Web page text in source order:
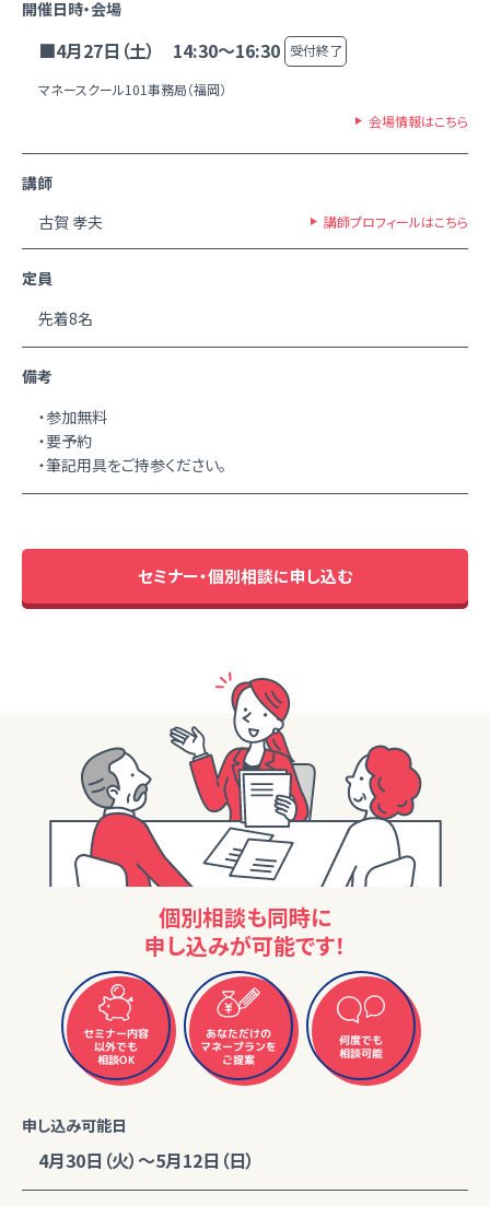
開催日時・会場
■4月27日（土） 14:30～16:30 受付終了
マネースクール101事務局（福岡）
会場情報はこちら
講師
古賀 孝夫
講師プロフィールはこちら
定員
先着8名
備考
・参加無料
・要予約
・筆記用具をご持参ください。
セミナー・個別相談に申し込む
個別相談も同時に
申し込みが可能です！
セミナー内容
以外でも
相談OK
あなただけの
マネープランを
ご提案
何度でも
相談可能
申し込み可能日
4月30日（火）～5月12日（日）